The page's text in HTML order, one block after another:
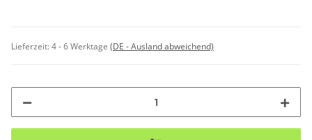
Lieferzeit:4 - 6 Werktage (DE - Ausland abweichend)